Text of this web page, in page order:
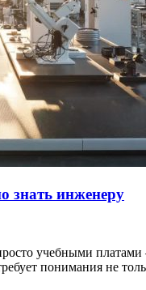
знать инженеру
учебными
понимания не